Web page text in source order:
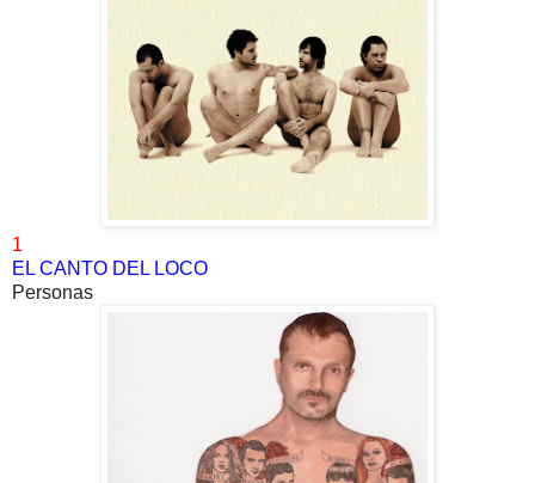
1
EL CANTO DEL LOCO
Personas